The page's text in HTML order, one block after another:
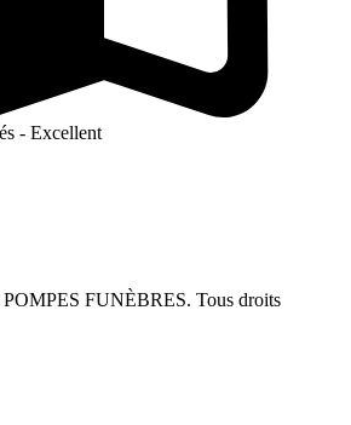
- Excellent
FUNÈBRES. Tous droits